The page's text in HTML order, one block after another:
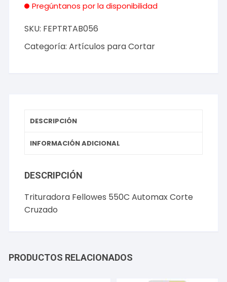
Pregúntanos por la disponibilidad
SKU: FEPTRTAB056
Categoría:Artículos para Cortar
DESCRIPCIÓN
INFORMACIÓN ADICIONAL
DESCRIPCIÓN
Trituradora Fellowes 550C Automax Corte
Cruzado
PRODUCTOS RELACIONADOS